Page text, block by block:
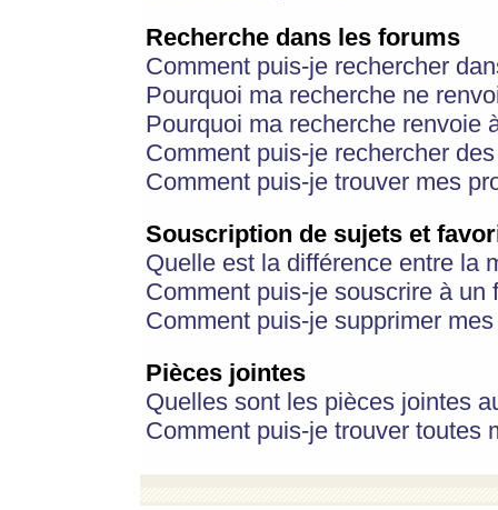
Recherche dans les forums
Comment puis-je rechercher
Pourquoi ma recherche ne
Pourquoi ma recherche renvoie
Comment puis-je rechercher
Comment puis-je trouver mes
Souscription de sujets et
Quelle est la différence entre la
Comment puis-je souscrire à
Comment puis-je supprimer
Pièces jointes
Quelles sont les pièces jointes
Comment puis-je trouver toutes